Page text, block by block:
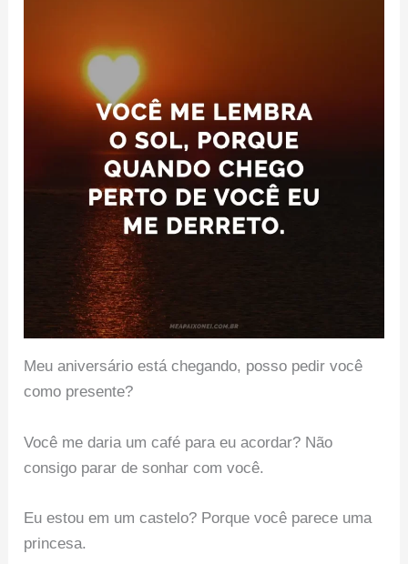
Meu aniversário está chegando, posso pedir você
como presente?
Você me daria um café para eu acordar? Não
consigo parar de sonhar com você.
Eu estou em um castelo? Porque você parece uma
princesa.